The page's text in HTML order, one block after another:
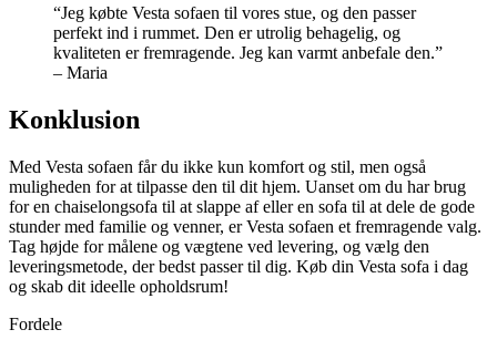
“Jeg købte Vesta sofaen til vores stue, og den passer
perfekt ind i rummet. Den er utrolig behagelig, og
kvaliteten er fremragende. Jeg kan varmt anbefale den.”
– Maria
Konklusion
Med Vesta sofaen får du ikke kun komfort og stil, men også
muligheden for at tilpasse den til dit hjem. Uanset om du har brug
for en chaiselongsofa til at slappe af eller en sofa til at dele de gode
stunder med familie og venner, er Vesta sofaen et fremragende valg.
Tag højde for målene og vægtene ved levering, og vælg den
leveringsmetode, der bedst passer til dig. Køb din Vesta sofa i dag
og skab dit ideelle opholdsrum!
Fordele